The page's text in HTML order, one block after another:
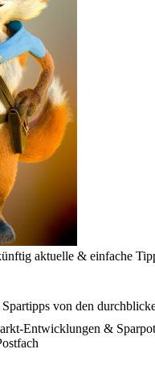
aktuelle & einfache
von den
Entwicklungen &